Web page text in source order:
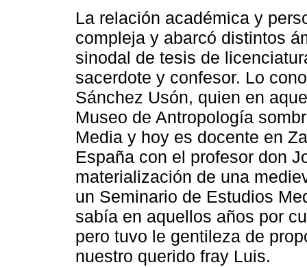
La relación académica y
compleja y abarcó distintos
sinodal de tesis de
sacerdote y confesor. Lo
Sánchez Usón, quien en
Museo de Antropología
Media y hoy es docente en
España con el profesor don
materialización de una
un Seminario de Estudios
sabía en aquellos años por
pero tuvo le gentileza de
nuestro querido fray Luis.